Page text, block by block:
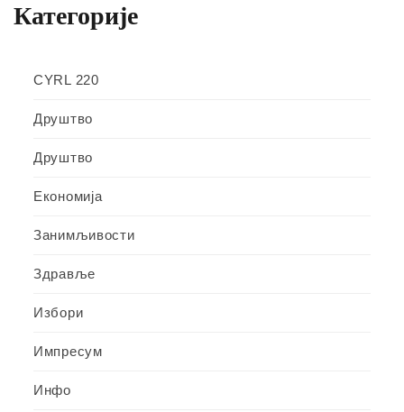
Категорије
CYRL 220
Друштво
Друштво
Економија
Занимљивости
Здравље
Избори
Импресум
Инфо